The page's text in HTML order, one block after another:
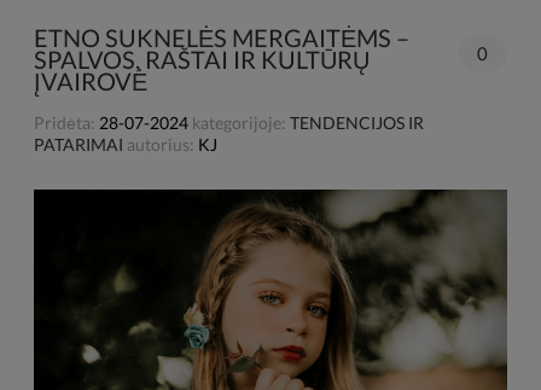
ETNO SUKNELĖS MERGAITĖMS –
SPALVOS, RAŠTAI IR KULTŪRŲ
ĮVAIROVĖ
0
Pridėta: 28-07-2024 kategorijoje: TENDENCIJOS IR
PATARIMAI autorius: KJ